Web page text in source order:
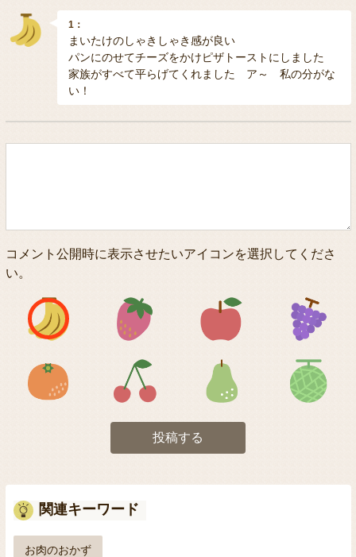
1：
まいたけのしゃきしゃき感が良い
パンにのせてチーズをかけピザトーストにしました
家族がすべて平らげてくれました ア～ 私の分がな
い！
コメント公開時に表示させたいアイコンを選択してくださ
い。
アイコン1 アイコン2 アイコン3
アイコン5 アイコン6 アイコン7
投稿する
関連キーワード
お肉のおかず